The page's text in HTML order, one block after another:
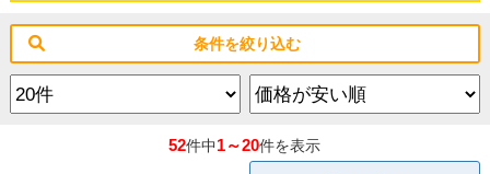
条件を絞り込む
52件中1～20件を表示